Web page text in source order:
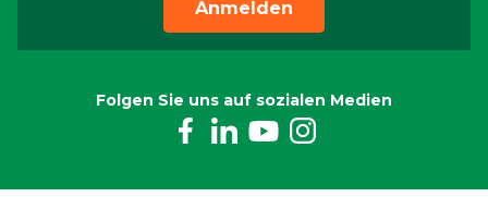
Anmelden
Folgen Sie uns auf sozialen Medien